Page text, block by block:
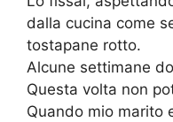
dalla cucina come
tostapane rotto.
Alcune settimane
Questa volta non
Quando mio marito